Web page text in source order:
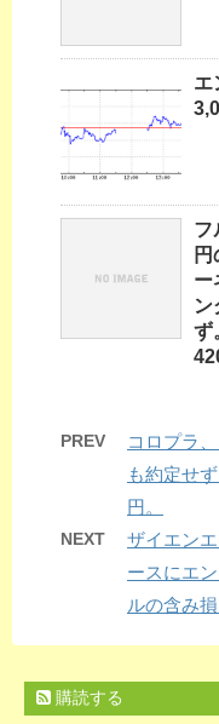
エ
フ
ー
ン
ず
PREV
コロプラ
も約定せ
円。
NEXT
ザイエン
ースにエ
ルの含み損
購読する